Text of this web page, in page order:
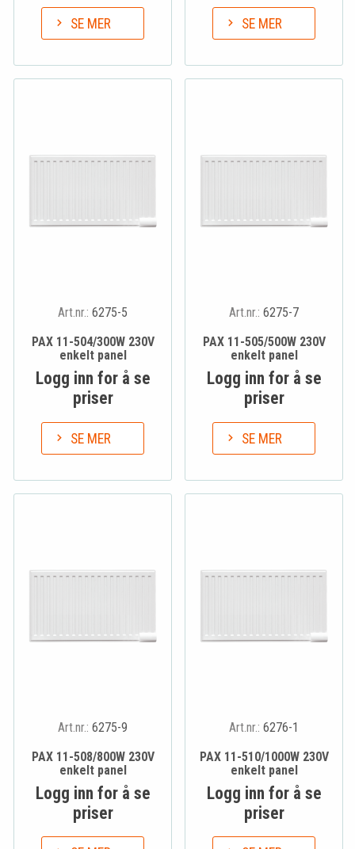
SE MER SE MER
Art.nr.: 6275-5
PAX 11-504/300W 230V
enkelt panel
Logg inn for å se
priser
SE MER
Art.nr.: 6275-7
PAX 11-505/500W 230V
enkelt panel
Logg inn for å se
priser
SE MER
Art.nr.: 6275-9
PAX 11-508/800W 230V
enkelt panel
Logg inn for å se
priser
Art.nr.: 6276-1
PAX 11-510/1000W 230V
enkelt panel
Logg inn for å se
priser